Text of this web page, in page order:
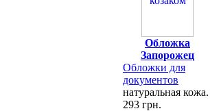
Обложка
Запорожец
Обложки для
документов
натуральная кожа.
293 грн.